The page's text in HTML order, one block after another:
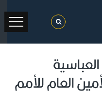
العام للأمم